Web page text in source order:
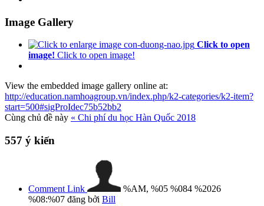
Image Gallery
Click to open
image! Click to open image!
View the embedded image gallery online at:
http://education.namhoagroup.vn/index.php/k2-categories/k2-item?
start=500#sigProIdec75b52bb2
Cùng chủ đề này « Chi phí du học Hàn Quốc 2018
557 ý kiến
Comment Link
%AM, %05 %084 %2026
%08:%07 đăng bởi Bill